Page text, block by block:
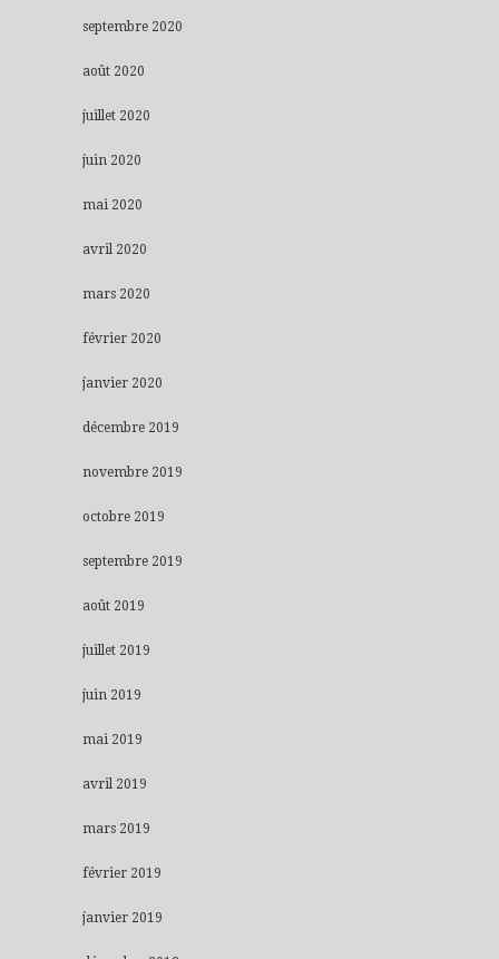
septembre 2020
août 2020
juillet 2020
juin 2020
mai 2020
avril 2020
mars 2020
février 2020
janvier 2020
décembre 2019
novembre 2019
octobre 2019
septembre 2019
août 2019
juillet 2019
juin 2019
mai 2019
avril 2019
mars 2019
février 2019
janvier 2019